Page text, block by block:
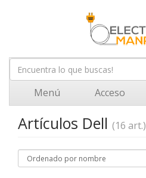
Menú Acceso
Artículos Dell (16 art.)